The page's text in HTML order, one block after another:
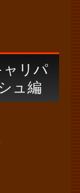
リパ
ュ編